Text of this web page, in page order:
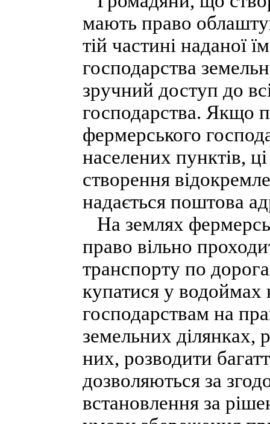
мають право
тій частині наданої
господарства
зручний доступ до
господарства. Якщо
фермерського
населених пунктів,
створення
надається поштова
На землях
право вільно
транспорту по
купатися у
господарствам на
земельних ділянках,
них, розводити
дозволяються за
встановлення за